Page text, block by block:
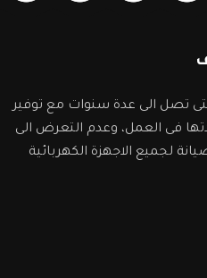
تصل الى عدة سنوات مع توفير
فى العمل، وعدم التعرض الى
لجميع الاجهزة الكهربائية